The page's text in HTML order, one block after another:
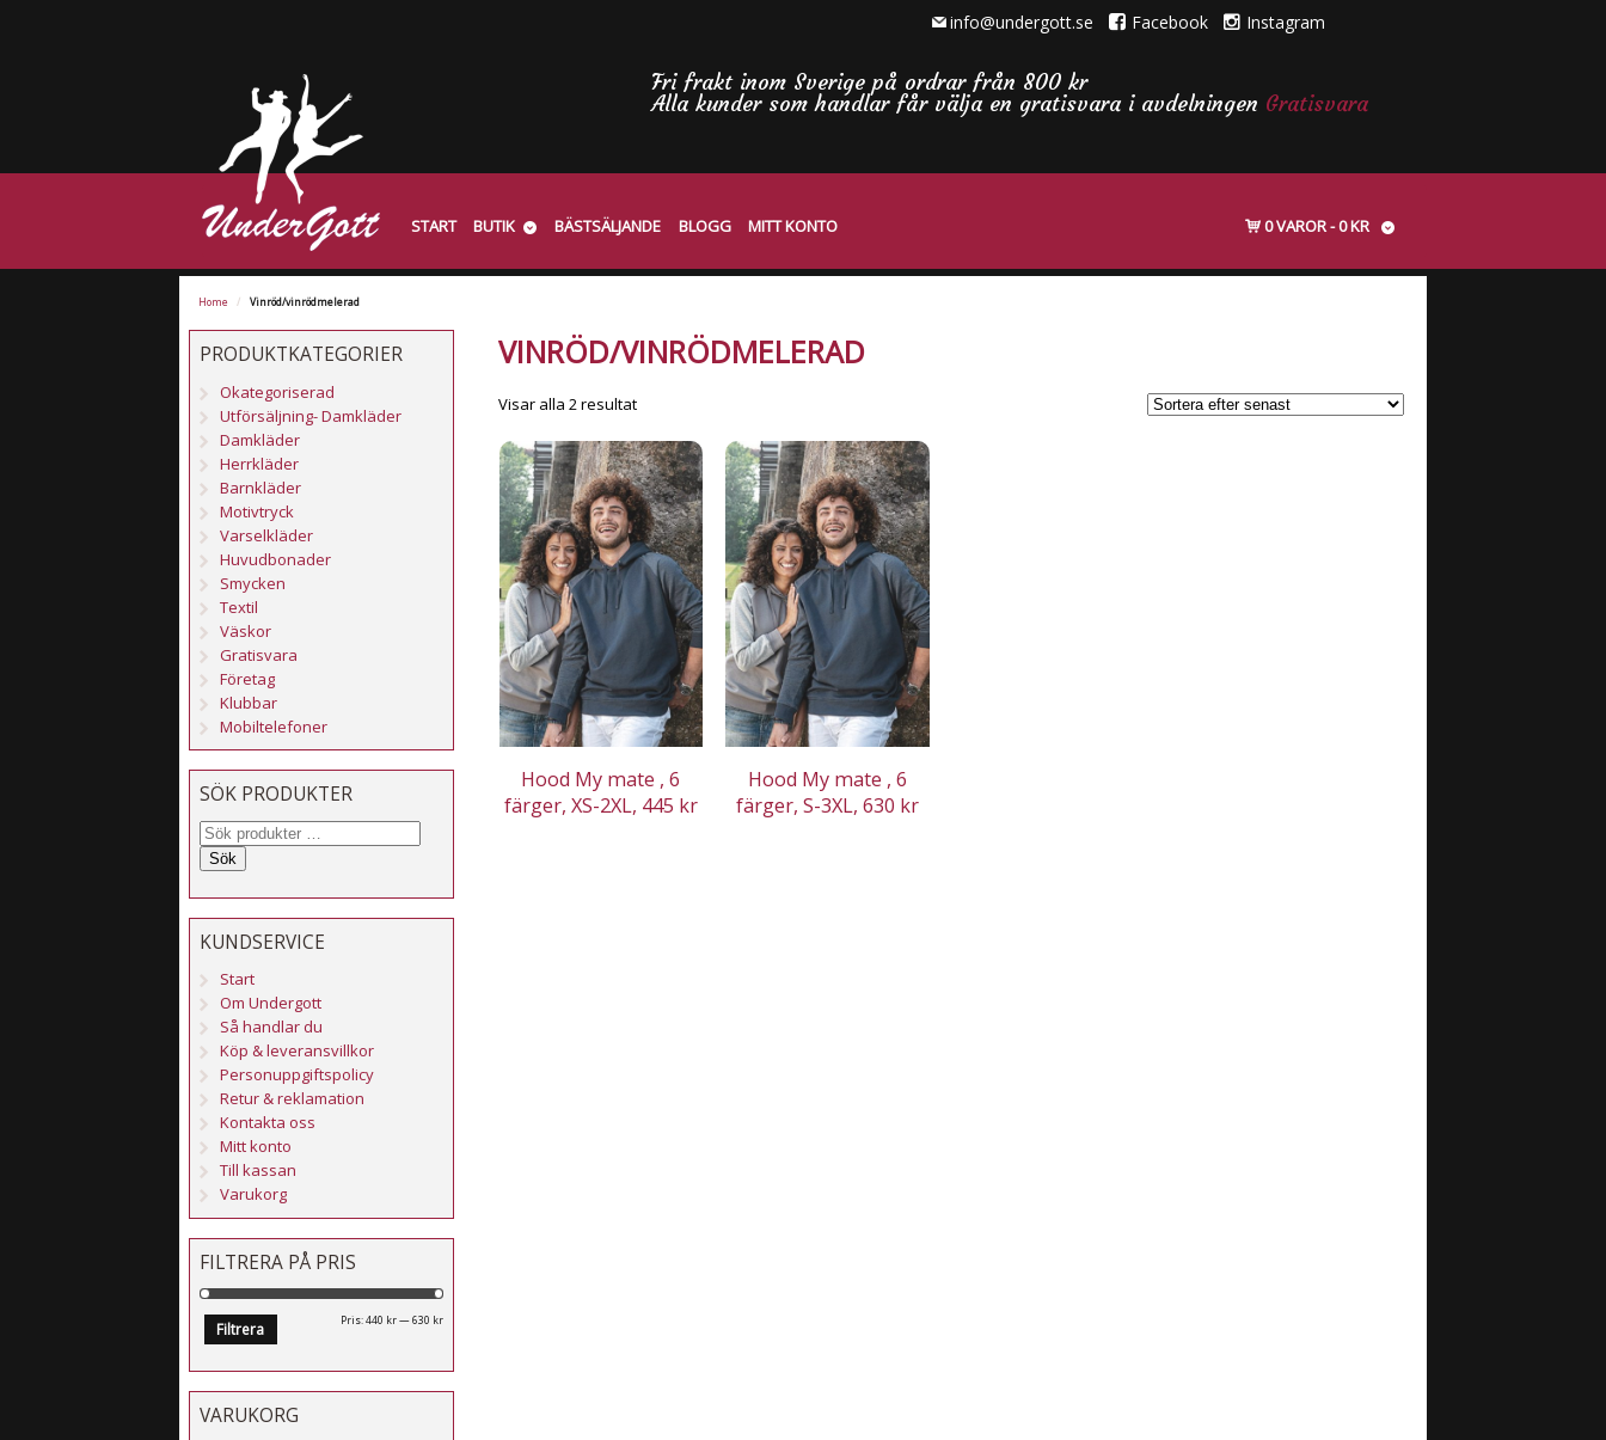
info@undergott.se Facebook Instagram
Fri frakt inom Sverige på ordrar från 800 kr
Alla kunder som handlar får välja en gratisvara i avdelningen Gratisvara
START BUTIK BÄSTSÄLJANDE BLOGG MITT KONTO 0 VAROR 0 KR
Home / Vinröd/vinrödmelerad
VINRÖD/VINRÖDMELERAD
Visar alla 2 resultatSortera
senaste
Hood My mate , 6
färger, XS-2XL, 445 kr
Hood My mate , 6
färger, S-3XL, 630 kr
PRODUKTKATEGORIER
Okategoriserad
Utförsäljning- Damkläder
Damkläder
Herrkläder
Barnkläder
Motivtryck
Varselkläder
Huvudbonader
Smycken
Textil
Väskor
Gratisvara
Företag
Klubbar
Mobiltelefoner
SÖK PRODUKTER
Sök
KUNDSERVICE
Start
Om Undergott
Så handlar du
Köp & leveransvillkor
Personuppgiftspolicy
Retur & reklamation
Kontakta oss
Mitt konto
Till kassan
Varukorg
FILTRERA PÅ PRIS
Min
Max
Filtrera Pris:440 kr—630 kr
VARUKORG